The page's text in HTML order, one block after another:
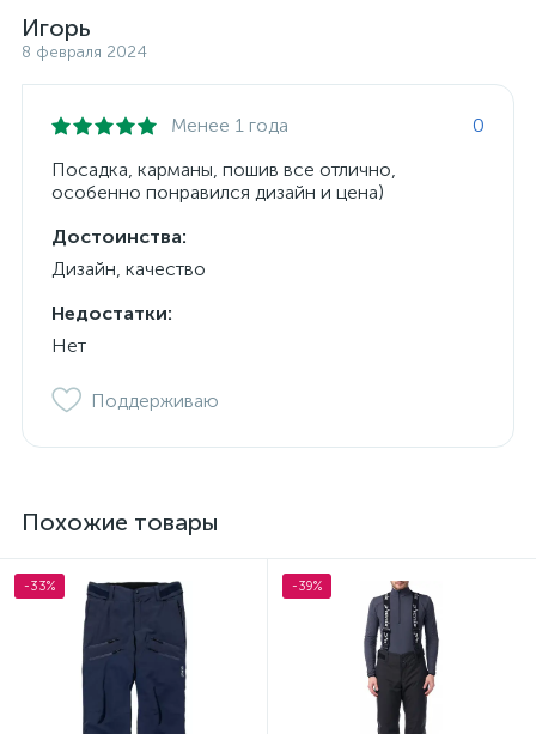
Игорь
8 февраля 2024
Менее 1 года
0
Посадка, карманы, пошив все отлично,
особенно понравился дизайн и цена)
Достоинства:
Дизайн, качество
Недостатки:
Нет
Поддерживаю
Похожие товары
-33% -39%